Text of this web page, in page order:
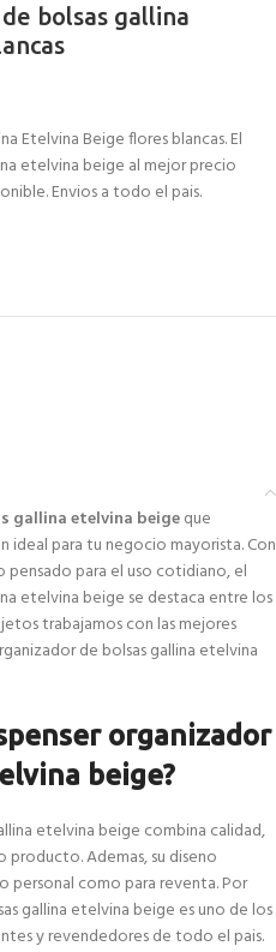
bolsas gallina
Etelvina Beige flores blancas. El
etelvina beige al mejor precio
Envios a todo el pais.
gallina etelvina beigeque
ideal para tu negocio mayorista. Con
pensado para el uso cotidiano, el
etelvina beige se destaca entre los
trabajamos con las mejores
de bolsas gallina etelvina
organizador
beige?
etelvina beige combina calidad,
producto. Ademas, su diseno
personal como para reventa. Por
gallina etelvina beige es uno de los
y revendedores de todo el pais.